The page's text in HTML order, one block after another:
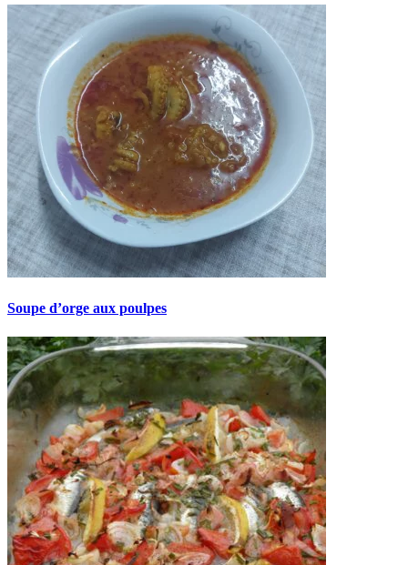
Soupe d’orge aux poulpes